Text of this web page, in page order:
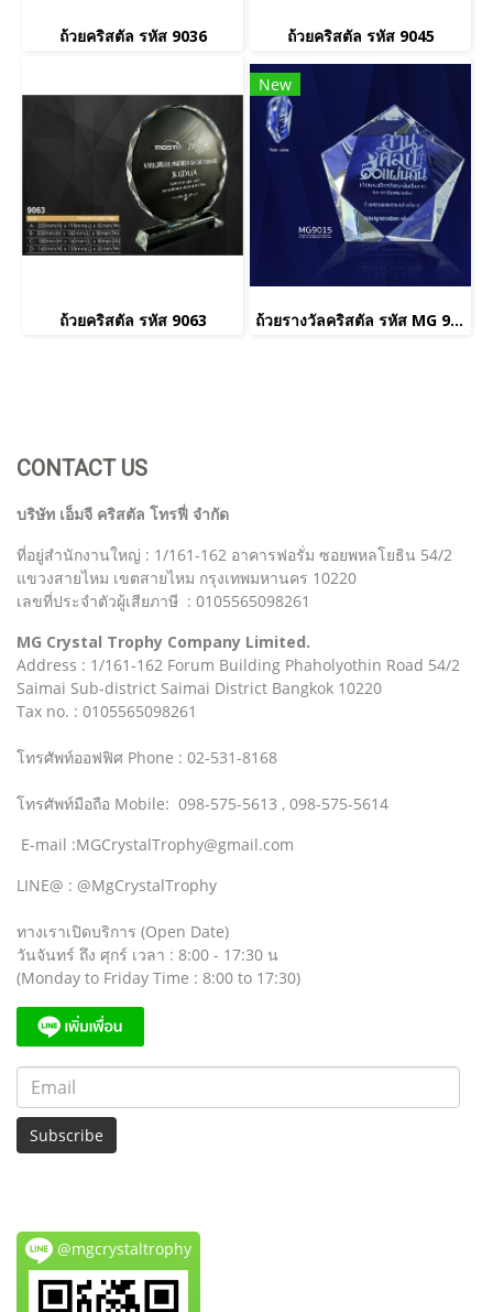
ถ้วยคริสตัล รหัส 9036 ถ้วยคริสตัล รหัส 9045
ถ้วยคริสตัล รหัส 9063
New
ถ้วยรางวัลคริสตัล รหัส MG 9015
CONTACT US
บริษัท เอ็มจี คริสตัล โทรฟี่ จำกัด
ที่อยู่สำนักงานใหญ่ : 1/161-162 อาคารฟอรั่ม ซอยพหลโยธิน 54/2
แขวงสายไหม เขตสายไหม กรุงเทพมหานคร 10220
เลขที่ประจำตัวผู้เสียภาษี : 0105565098261
MG Crystal Trophy Company Limited.
Address : 1/161-162 Forum Building Phaholyothin Road 54/2
Saimai Sub-district Saimai District Bangkok 10220
Tax no. : 0105565098261
โทรศัพท์ออฟฟิศ Phone : 02-531-8168
โทรศัพท์มือถือ Mobile: 098-575-5613 , 098-575-5614
E-mail :MGCrystalTrophy@gmail.com
LINE@ : @MgCrystalTrophy
ทางเราเปิดบริการ (Open Date)
วันจันทร์ ถึง ศุกร์ เวลา : 8:00 - 17:30 น
(Monday to Friday Time : 8:00 to 17:30)
Subscribe
@mgcrystaltrophy